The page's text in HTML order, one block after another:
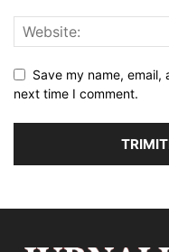
Save my name,
next time I comment.